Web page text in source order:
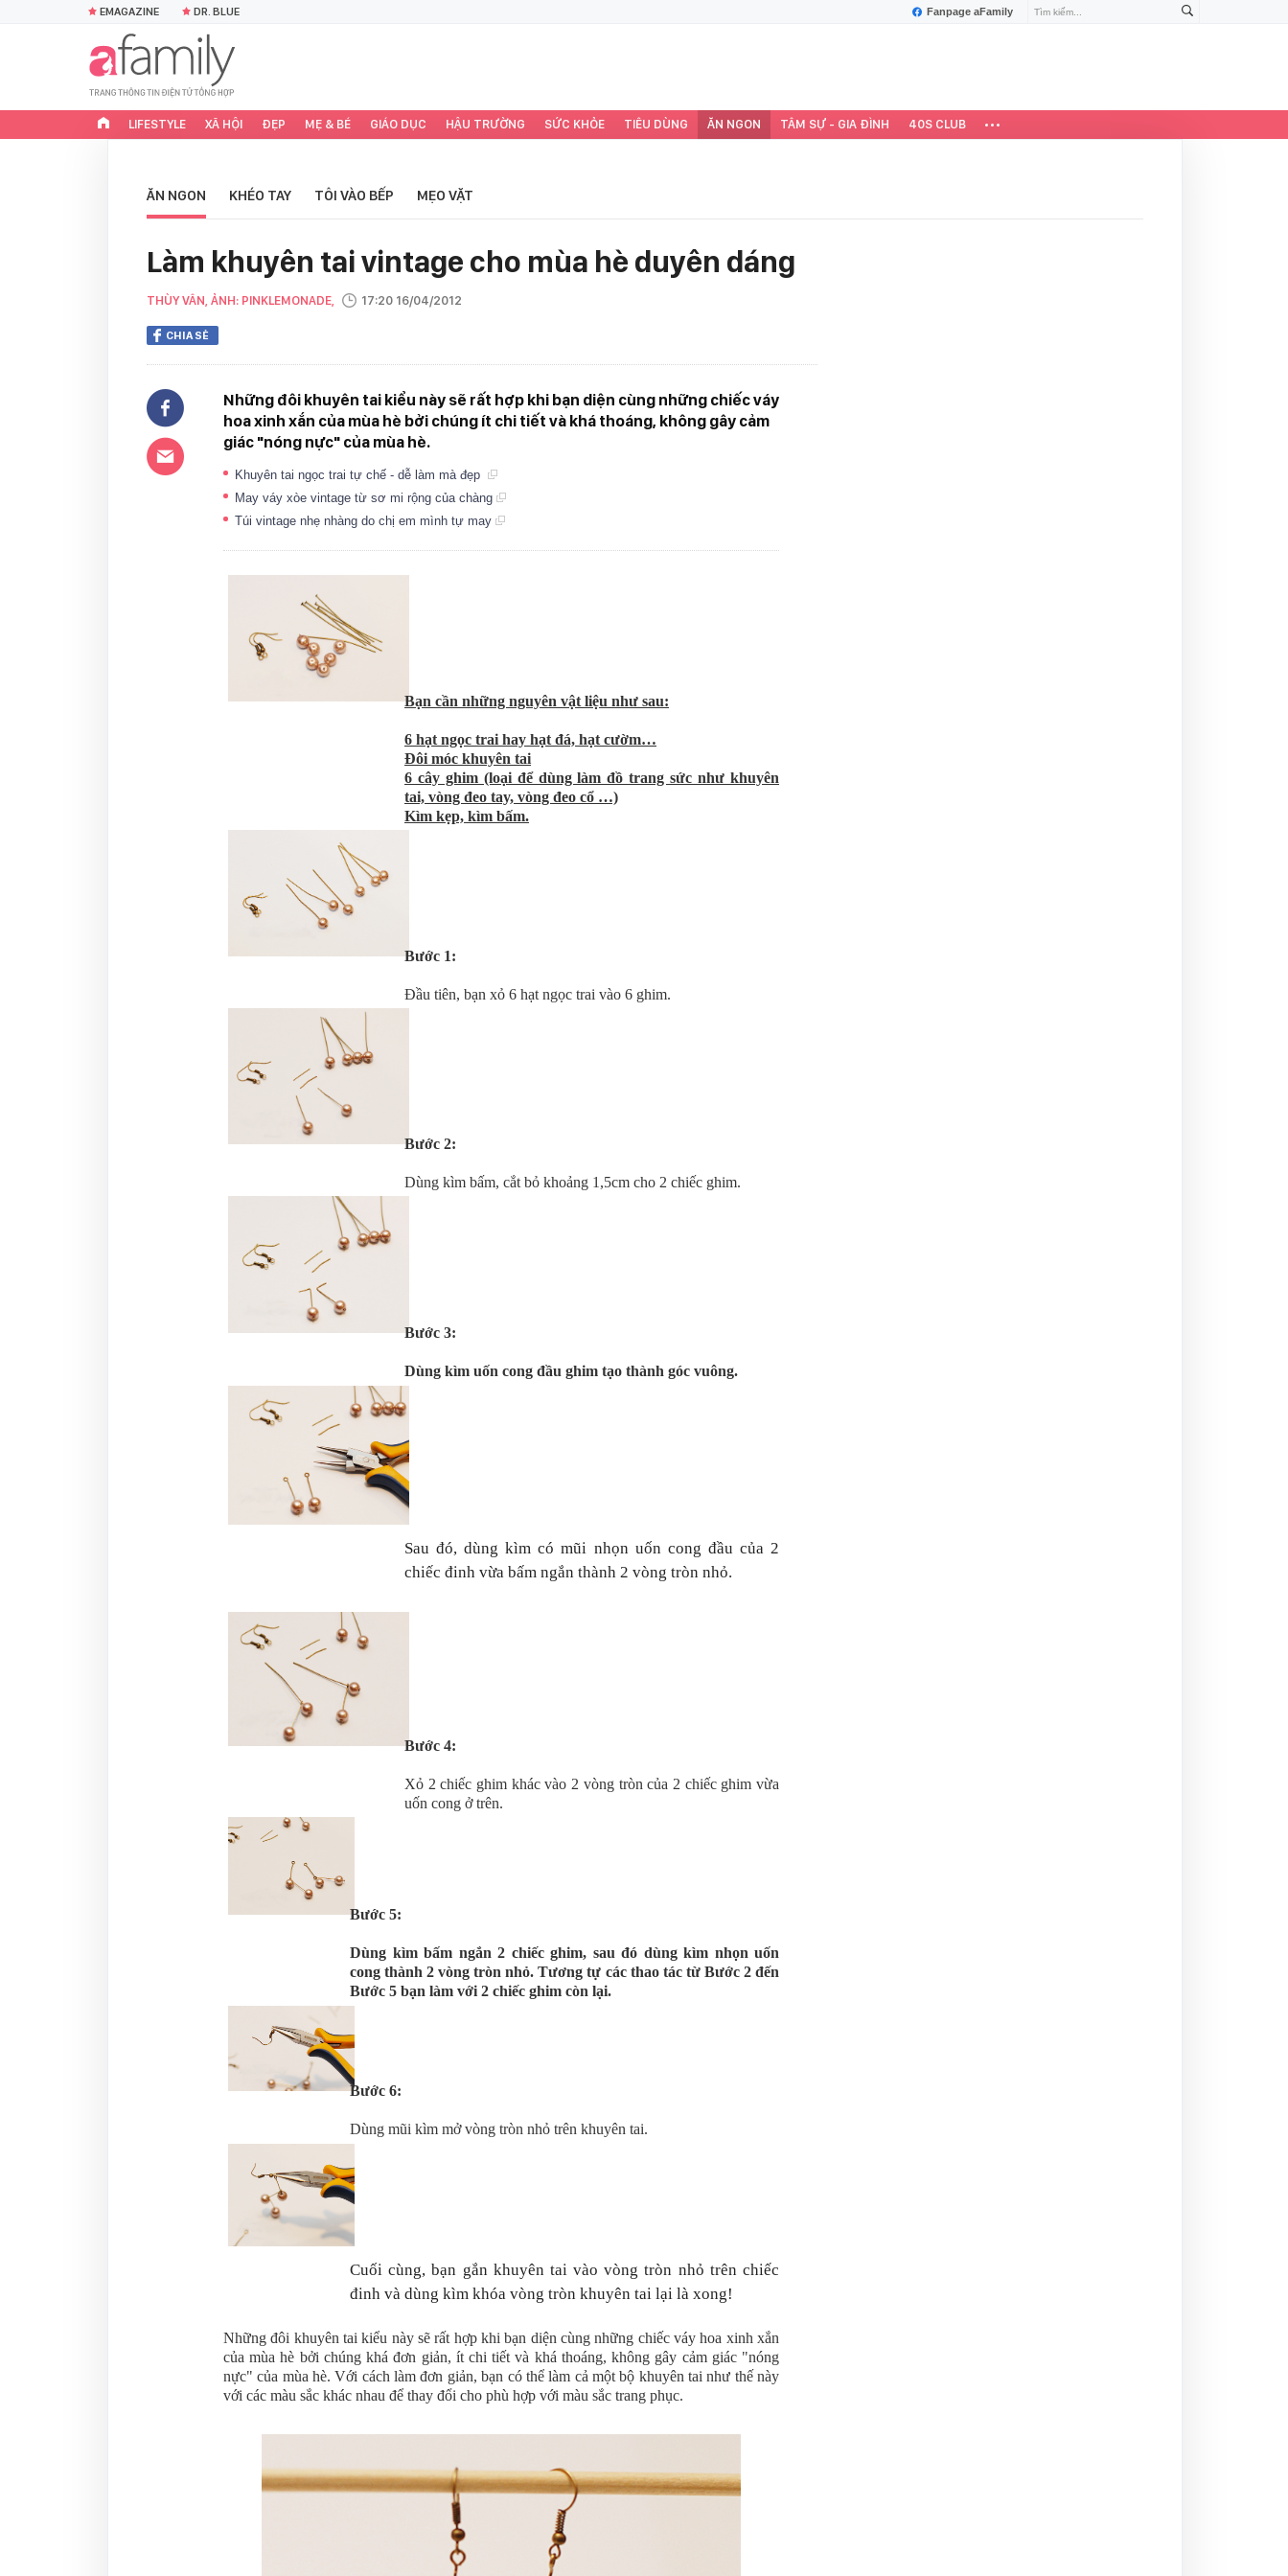
Fanpage aFamily
EMAGAZINE DR. BLUE
LIFESTYLE XÃ HỘI ĐẸP MẸ & BÉ GIÁO DỤC HẬU TRƯỜNG SỨC KHỎE TIÊU DÙNG ĂN NGON TÂM SỰ - GIA ĐÌNH 40S CLUB
ĂN NGON KHÉO TAY TÔI VÀO BẾP MẸO VẶT
Làm khuyên tai vintage cho mùa hè duyên dáng
THÙY VÂN, ẢNH: PINKLEMONADE, 17:20 16/04/2012
CHIA SẺ
Những đôi khuyên tai kiểu này sẽ rất hợp khi bạn diện cùng những chiếc váy
hoa xinh xắn của mùa hè bởi chúng ít chi tiết và khá thoáng, không gây cảm
giác "nóng nực" của mùa hè.
Khuyên tai ngọc trai tự chế - dễ làm mà đẹp
May váy xòe vintage từ sơ mi rộng của chàng
Túi vintage nhẹ nhàng do chị em mình tự may
Bạn cần những nguyên vật liệu như sau:
6 hạt ngọc trai hay hạt đá, hạt cườm…
Đôi móc khuyên tai
6 cây ghim (loại để dùng làm đồ trang sức như khuyên
tai, vòng đeo tay, vòng đeo cổ …)
Kìm kẹp, kìm bấm.
Bước 1:
Đầu tiên, bạn xỏ 6 hạt ngọc trai vào 6 ghim.
Bước 2:
Dùng kìm bấm, cắt bỏ khoảng 1,5cm cho 2 chiếc ghim.
Bước 3:
Dùng kìm uốn cong đầu ghim tạo thành góc vuông.
Sau đó, dùng kìm có mũi nhọn uốn cong đầu của 2
chiếc đinh vừa bấm ngắn thành 2 vòng tròn nhỏ.
Bước 4:
Xỏ 2 chiếc ghim khác vào 2 vòng tròn của 2 chiếc ghim vừa
uốn cong ở trên.
Bước 5:
Dùng kìm bấm ngắn 2 chiếc ghim, sau đó dùng kìm nhọn uốn
cong thành 2 vòng tròn nhỏ. Tương tự các thao tác từ Bước 2 đến
Bước 5 bạn làm với 2 chiếc ghim còn lại.
Bước 6:
Dùng mũi kìm mở vòng tròn nhỏ trên khuyên tai.
Cuối cùng, bạn gắn khuyên tai vào vòng tròn nhỏ trên chiếc
đinh và dùng kìm khóa vòng tròn khuyên tai lại là xong!
Những đôi khuyên tai kiểu này sẽ rất hợp khi bạn diện cùng những chiếc váy hoa xinh xắn
của mùa hè bởi chúng khá đơn giản, ít chi tiết và khá thoáng, không gây cảm giác "nóng
nực" của mùa hè. Với cách làm đơn giản, bạn có thể làm cả một bộ khuyên tai như thế này
với các màu sắc khác nhau để thay đổi cho phù hợp với màu sắc trang phục.